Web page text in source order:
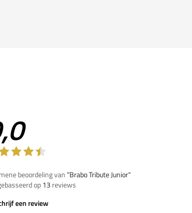
beoordeling van”Brabo Tribute Junior“
op13 reviews
een review